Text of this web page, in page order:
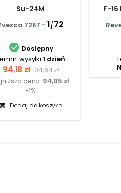
Su-24M
7267 - 1/72
 Dostępny
wysyłki 1 dzień
Cena
94,18 zł Cena
podstawowa
104,64 zł
cena: 94,95 zł
-1%
Dodaj do koszyka
F-